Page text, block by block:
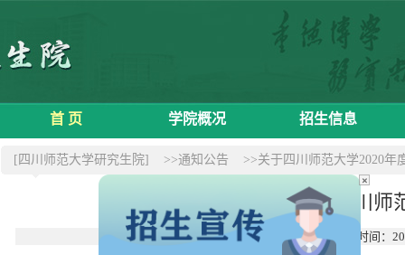
首 页 学院概况 招生信息
[四川师范大学研究生院] >>通知公告 >>关于四川师范大学2020年
关于四川师
时间：
×